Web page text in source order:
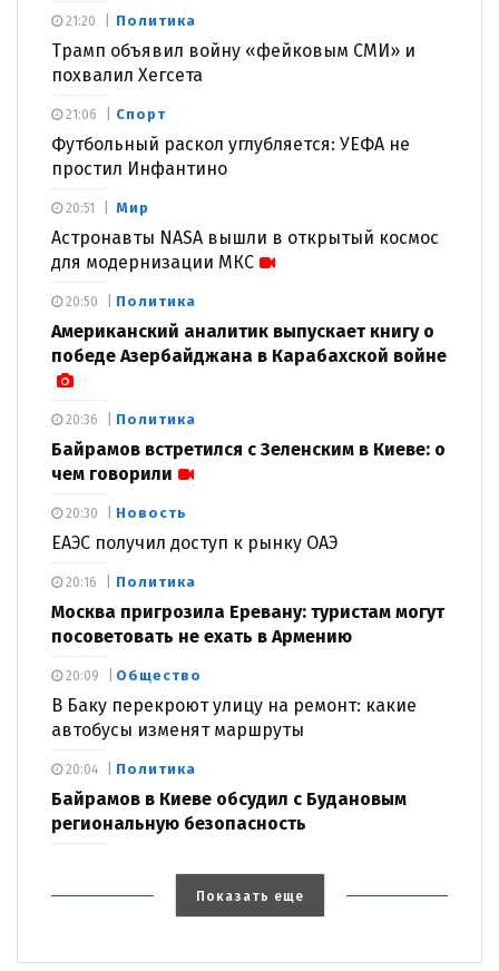
Политика
Трамп объявил войну «фейковым СМИ» и
похвалил Хегсета
21:20
Спорт
Футбольный раскол углубляется: УЕФА не
простил Инфантино
21:06
Мир
Астронавты NASA вышли в открытый космос
для модернизации МКС
20:51
Политика
Американский аналитик выпускает книгу о
победе Азербайджана в Карабахской войне
20:50
Политика
Байрамов встретился с Зеленским в Киеве: о
чем говорили
20:36
Новость
ЕАЭС получил доступ к рынку ОАЭ
20:30
Политика
Москва пригрозила Еревану: туристам могут
посоветовать не ехать в Армению
20:16
Общество
В Баку перекроют улицу на ремонт: какие
автобусы изменят маршруты
20:09
Политика
Байрамов в Киеве обсудил с Будановым
региональную безопасность
20:04
Показать еще